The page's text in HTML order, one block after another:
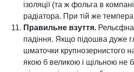
ізоляції (та ж фольга в
радіатора. При тій же
Правильне взуття. Рельєфна
падіння. Якщо підошва дуже
шматочки крупнозернистого
якою б великою і щільною не